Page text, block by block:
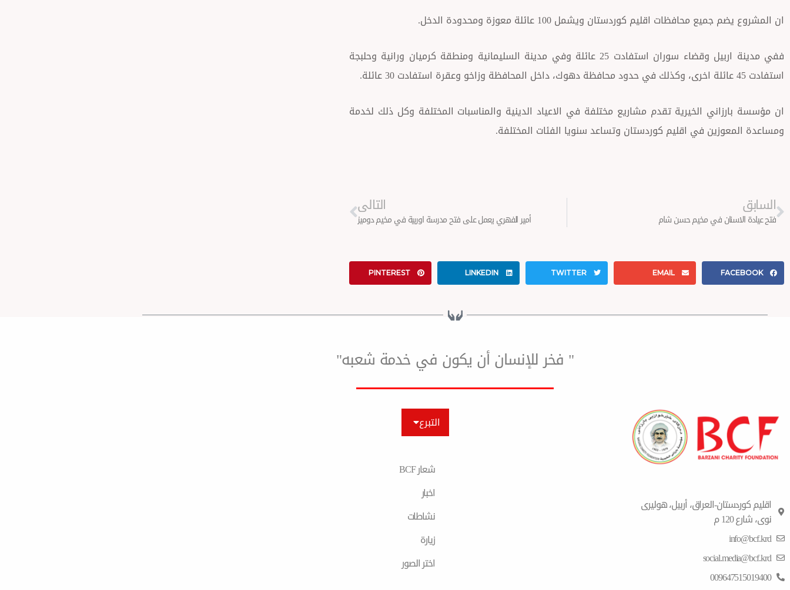
ان المشروع يضم جميع محافظات اقليم كوردستان ويشمل 100 عائلة معوزة ومحدودة الدخل.
ففي مدينة اربيل وقضاء سوران استفادت 25 عائلة وفي مدينة السليمانية ومنطقة كرميان ورانية وحلبجة
استفادت 45 عائلة اخرى، وكذلك في حدود محافظة دهوك، داخل المحافظة وزاخو وعقرة استفادت 30 عائلة.
ان مؤسسة بارزاني الخيرية تقدم مشاريع مختلفة في الاعياد الدينية والمناسبات المختلفة وكل ذلك لخدمة
ومساعدة المعوزين في اقليم كوردستان وتساعد سنويا الفئات المختلفة.
السابق
فتح عيادة الاسنان في مخيم حسن شام
التالى
أمير الفهري يعمل على فتح مدرسة اوربية في مخيم دوميز
FACEBOOK
EMAIL
TWITTER
LINKEDIN
PINTEREST
" فخر للإنسان أن يكون في خدمة شعبه"
اقلیم كوردستان-العراق، أربیل، هولیری
نوی، شارع 120 م
info@bcf.krd
social.media@bcf.krd
009647515019400
التبرع
شعار BCF
اخبار
نشاطات
زیارة
اختر الصور